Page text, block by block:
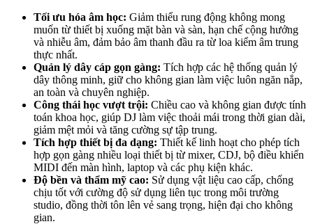
Tối ưu hóa âm học: Giảm thiểu rung động không mong
muốn từ thiết bị xuống mặt bàn và sàn, hạn chế cộng hưởng
và nhiễu âm, đảm bảo âm thanh đầu ra từ loa kiểm âm trung
thực nhất.
Quản lý dây cáp gọn gàng: Tích hợp các hệ thống quản lý
dây thông minh, giữ cho không gian làm việc luôn ngăn nắp,
an toàn và chuyên nghiệp.
Công thái học vượt trội: Chiều cao và không gian được tính
toán khoa học, giúp DJ làm việc thoải mái trong thời gian dài,
giảm mệt mỏi và tăng cường sự tập trung.
Tích hợp thiết bị đa dạng: Thiết kế linh hoạt cho phép tích
hợp gọn gàng nhiều loại thiết bị từ mixer, CDJ, bộ điều khiển
MIDI đến màn hình, laptop và các phụ kiện khác.
Độ bền và thẩm mỹ cao: Sử dụng vật liệu cao cấp, chống
chịu tốt với cường độ sử dụng liên tục trong môi trường
studio, đồng thời tôn lên vẻ sang trọng, hiện đại cho không
gian.